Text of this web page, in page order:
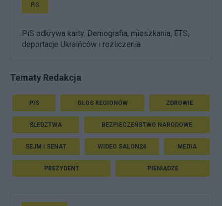
PiS
PiS odkrywa karty. Demografia, mieszkania, ETS,
deportacje Ukraińców i rozliczenia
Tematy Redakcja
PIS GŁOS REGIONÓW ZDROWIE
ŚLEDZTWA BEZPIECZEŃSTWO NARODOWE
SEJM I SENAT WIDEO SALON24 MEDIA
PREZYDENT PIENIĄDZE